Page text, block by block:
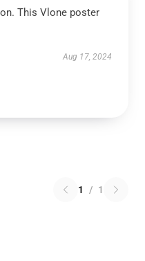
This Vlone poster
Aug 17, 2024
1 / 1